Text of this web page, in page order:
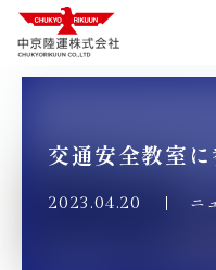
交通安全教室
2023.04.20 ニ